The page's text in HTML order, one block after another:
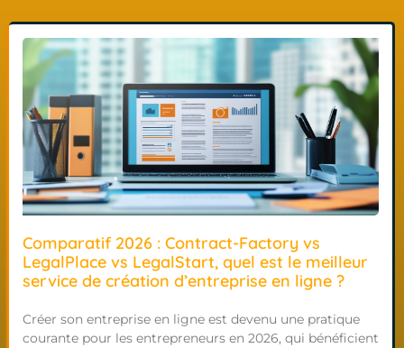
Comparatif 2026 : Contract-Factory vs
LegalPlace vs LegalStart, quel est le meilleur
service de création d’entreprise en ligne ?
Créer son entreprise en ligne est devenu une pratique
courante pour les entrepreneurs en 2026, qui bénéficient